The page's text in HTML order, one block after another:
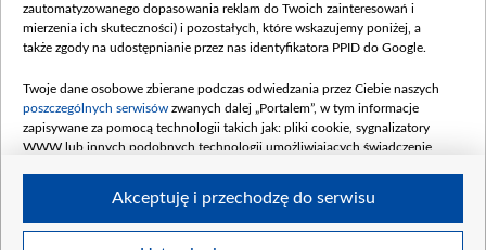
Dofinansowanie 900 000 000,00 PLN
Data podpisania umowy: LUTY 2026 (wpłata
kwiecień 180 mln, 7 maja 180 mln, 8
czerwca 90 mln)
Dofinansowanie 250 000 000,00 PLN
4 sierpnia 250 mln
zautomatyzowanego dopasowania reklam do Twoich zainteresowań i
mierzenia ich skuteczności) i pozostałych, które wskazujemy poniżej, a
także zgody na udostępnianie przez nas identyfikatora PPID do Google.
Twoje dane osobowe zbierane podczas odwiedzania przez Ciebie naszych
poszczególnych serwisów zwanych dalej „Portalem”, w tym informacje
zapisywane za pomocą technologii takich jak: pliki cookie, sygnalizatory
WWW lub innych podobnych technologii umożliwiających świadczenie
Twoje dane osobowe zbierane podczas odwiedzania przez Ciebie
Akceptuję i przechodzę do serwisu